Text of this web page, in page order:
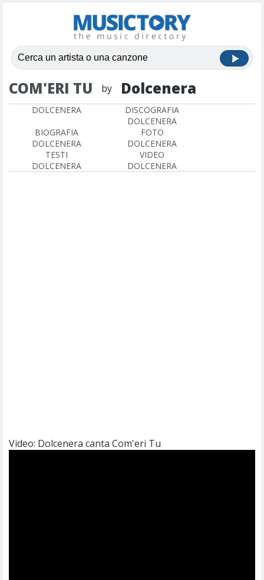
COM'ERI TU by Dolcenera
DOLCENERA
DISCOGRAFIA
DOLCENERA
BIOGRAFIA
DOLCENERA
FOTO
DOLCENERA
TESTI
DOLCENERA
VIDEO
DOLCENERA
Video: Dolcenera canta Com'eri Tu